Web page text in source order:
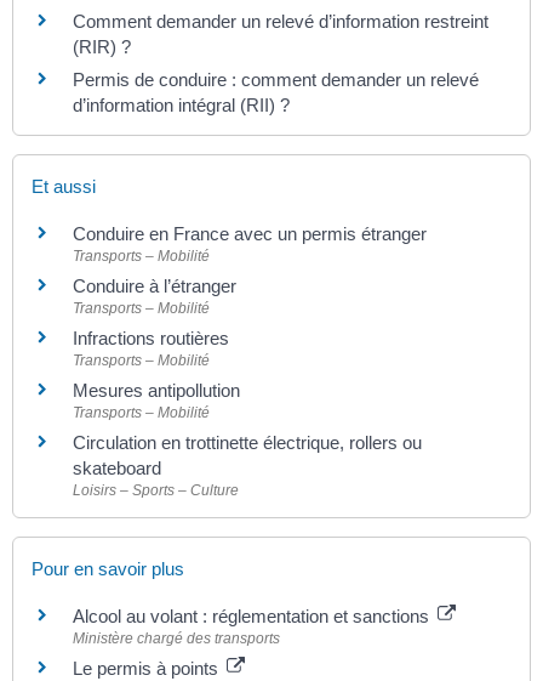
Comment demander un relevé d’information restreint
(RIR) ?
Permis de conduire : comment demander un relevé
d’information intégral (RII) ?
Et aussi
Conduire en France avec un permis étranger
Transports – Mobilité
Conduire à l’étranger
Transports – Mobilité
Infractions routières
Transports – Mobilité
Mesures antipollution
Transports – Mobilité
Circulation en trottinette électrique, rollers ou
skateboard
Loisirs – Sports – Culture
Pour en savoir plus
Alcool au volant : réglementation et sanctions
Ministère chargé des transports
Le permis à points